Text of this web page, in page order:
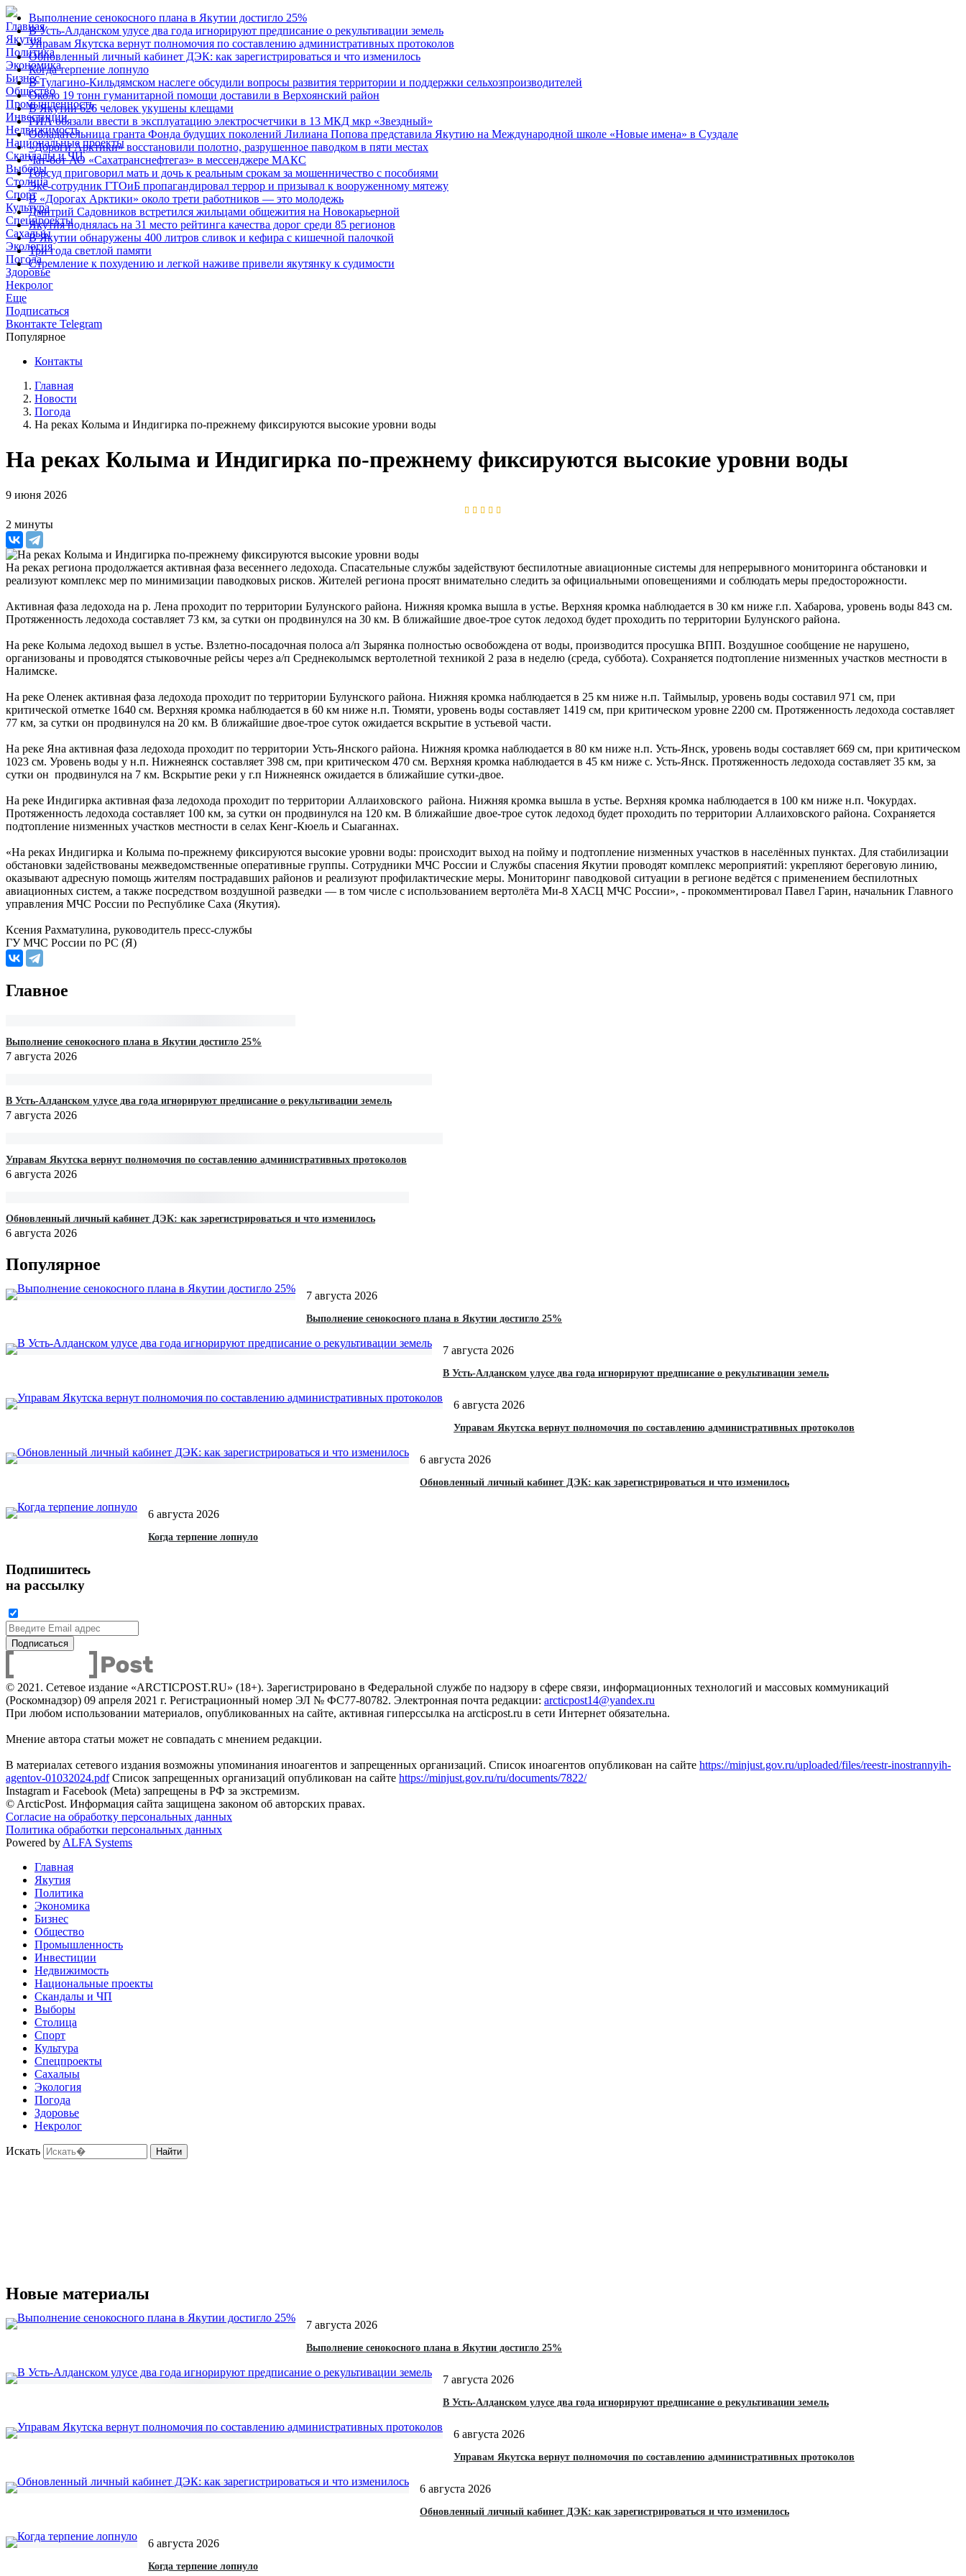
Главная
Якутия
Политика
Экономика
Бизнес
Общество
Промышленность
Инвестиции
Недвижимость
Национальные проекты
Скандалы и ЧП
Выборы
Столица
Спорт
Культура
Спецпроекты
Сахалыы
Экология
Погода
Здоровье
Некролог
Еще
Подписаться
Вконтакте Telegram
Популярное
Выполнение сенокосного плана в Якутии достигло 25%
В Усть-Алданском улусе два года игнорируют предписание о рекультивации земель
Управам Якутска вернут полномочия по составлению административных протоколов
Обновленный личный кабинет ДЭК: как зарегистрироваться и что изменилось
Когда терпение лопнуло
В Тулагино-Кильдямском наслеге обсудили вопросы развития территории и поддержки сельхозпроизводителей
Около 19 тонн гуманитарной помощи доставили в Верхоянский район
В Якутии 626 человек укушены клещами
РИА обязали ввести в эксплуатацию электросчетчики в 13 МКД мкр «Звездный»
Обладательница гранта Фонда будущих поколений Лилиана Попова представила Якутию на Международной школе «Новые имена» в Суздале
«Дороги Арктики» восстановили полотно, разрушенное паводком в пяти местах
Чат-бот АО «Сахатранснефтегаз» в мессенджере МАКС
Горсуд приговорил мать и дочь к реальным срокам за мошенничество с пособиями
Экс-сотрудник ГТОиБ пропагандировал террор и призывал к вооруженному мятежу
В «Дорогах Арктики» около трети работников — это молодежь
Дмитрий Садовников встретился жильцами общежития на Новокарьерной
Якутия поднялась на 31 место рейтинга качества дорог среди 85 регионов
В Якутии обнаружены 400 литров сливок и кефира с кишечной палочкой
Три года светлой памяти
Стремление к похудению и легкой наживе привели якутянку к судимости
Контакты
Главная
Новости
Погода
На реках Колыма и Индигирка по-прежнему фиксируются высокие уровни воды
На реках Колыма и Индигирка по-прежнему фиксируются высокие уровни воды
9 июня 2026
2 минуты
На реках региона продолжается активная фаза весеннего ледохода. Спасательные службы задействуют беспилотные авиационные системы для непрерывного мониторинга обстановки и
реализуют комплекс мер по минимизации паводковых рисков. Жителей региона просят внимательно следить за официальными оповещениями и соблюдать меры предосторожности.
Активная фаза ледохода на р. Лена проходит по территории Булунского района. Нижняя кромка вышла в устье. Верхняя кромка наблюдается в 30 км ниже г.п. Хабарова, уровень воды 843 см.
Протяженность ледохода составляет 73 км, за сутки он продвинулся на 30 км. В ближайшие двое-трое суток ледоход будет проходить по территории Булунского района.
На реке Колыма ледоход вышел в устье. Взлетно-посадочная полоса а/п Зырянка полностью освобождена от воды, производится просушка ВПП. Воздушное сообщение не нарушено,
организованы и проводятся стыковочные рейсы через а/п Среднеколымск вертолетной техникой 2 раза в неделю (среда, суббота). Сохраняется подтопление низменных участков местности в
Налимске.
На реке Оленек активная фаза ледохода проходит по территории Булунского района. Нижняя кромка наблюдается в 25 км ниже н.п. Таймылыр, уровень воды составил 971 см, при
критической отметке 1640 см. Верхняя кромка наблюдается в 60 км ниже н.п. Тюмяти, уровень воды составляет 1419 см, при критическом уровне 2200 см. Протяженность ледохода составляет
77 км, за сутки он продвинулся на 20 км. В ближайшие двое-трое суток ожидается вскрытие в устьевой части.
На реке Яна активная фаза ледохода проходит по территории Усть-Янского района. Нижняя кромка наблюдается в 80 км ниже н.п. Усть-Янск, уровень воды составляет 669 см, при критическом
1023 см. Уровень воды у н.п. Нижнеянск составляет 398 см, при критическом 470 см. Верхняя кромка наблюдается в 45 км ниже с. Усть-Янск. Протяженность ледохода составляет 35 км, за
сутки он продвинулся на 7 км. Вскрытие реки у г.п Нижнеянск ожидается в ближайшие сутки-двое.
На реке Индигирка активная фаза ледохода проходит по территории Аллаиховского района. Нижняя кромка вышла в устье. Верхняя кромка наблюдается в 100 км ниже н.п. Чокурдах.
Протяженность ледохода составляет 100 км, за сутки он продвинулся на 120 км. В ближайшие двое-трое суток ледоход будет проходить по территории Аллаиховского района. Сохраняется
подтопление низменных участков местности в селах Кенг-Кюель и Сыаганнах.
«На реках Индигирка и Колыма по-прежнему фиксируются высокие уровни воды: происходит выход на пойму и подтопление низменных участков в населённых пунктах. Для стабилизации
обстановки задействованы межведомственные оперативные группы. Сотрудники МЧС России и Службы спасения Якутии проводят комплекс мероприятий: укрепляют береговую линию,
оказывают адресную помощь жителям пострадавших районов и реализуют профилактические меры. Мониторинг паводковой ситуации в регионе ведётся с применением беспилотных
авиационных систем, а также посредством воздушной разведки — в том числе с использованием вертолёта Ми-8 ХАСЦ МЧС России», - прокомментировал Павел Гарин, начальник Главного
управления МЧС России по Республике Саха (Якутия).
Ксения Рахматулина, руководитель пресс-службы
ГУ МЧС России по РС (Я)
Главное
Выполнение сенокосного плана в Якутии достигло 25%
7 августа 2026
В Усть-Алданском улусе два года игнорируют предписание о рекультивации земель
7 августа 2026
Управам Якутска вернут полномочия по составлению административных протоколов
6 августа 2026
Обновленный личный кабинет ДЭК: как зарегистрироваться и что изменилось
6 августа 2026
Популярное
7 августа 2026
Выполнение сенокосного плана в Якутии достигло 25%
7 августа 2026
В Усть-Алданском улусе два года игнорируют предписание о рекультивации земель
6 августа 2026
Управам Якутска вернут полномочия по составлению административных протоколов
6 августа 2026
Обновленный личный кабинет ДЭК: как зарегистрироваться и что изменилось
6 августа 2026
Когда терпение лопнуло
Подпишитесь
на рассылку
© 2021. Сетевое издание «ARCTICPOST.RU» (18+). Зарегистрировано в Федеральной службе по надзору в сфере связи, информационных технологий и массовых коммуникаций
(Роскомнадзор) 09 апреля 2021 г. Регистрационный номер ЭЛ № ФС77-80782. Электронная почта редакции: arcticpost14@yandex.ru
При любом использовании материалов, опубликованных на сайте, активная гиперссылка на arcticpost.ru в сети Интернет обязательна.
Мнение автора статьи может не совпадать с мнением редакции.
В материалах сетевого издания возможны упоминания иноагентов и запрещенных организаций. Список иноагентов опубликован на сайте https://minjust.gov.ru/uploaded/files/reestr-inostrannyih-
agentov-01032024.pdfСписок запрещенных организаций опубликован на сайте https://minjust.gov.ru/ru/documents/7822/
Instagram и Facebook (Metа) запрещены в РФ за экстремизм.
© ArcticPost. Информация сайта защищена законом об авторских правах.
Согласие на обработку персональных данных
Политика обработки персональных данных
Powered by ALFA Systems
Главная
Якутия
Политика
Экономика
Бизнес
Общество
Промышленность
Инвестиции
Недвижимость
Национальные проекты
Скандалы и ЧП
Выборы
Столица
Спорт
Культура
Спецпроекты
Сахалыы
Экология
Погода
Здоровье
Некролог
Искать Найти
Новые материалы
7 августа 2026
Выполнение сенокосного плана в Якутии достигло 25%
7 августа 2026
В Усть-Алданском улусе два года игнорируют предписание о рекультивации земель
6 августа 2026
Управам Якутска вернут полномочия по составлению административных протоколов
6 августа 2026
Обновленный личный кабинет ДЭК: как зарегистрироваться и что изменилось
6 августа 2026
Когда терпение лопнуло